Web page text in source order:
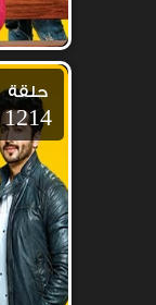
حلقة
1214